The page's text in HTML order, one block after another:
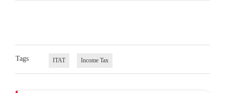
Tags ITAT Income Tax